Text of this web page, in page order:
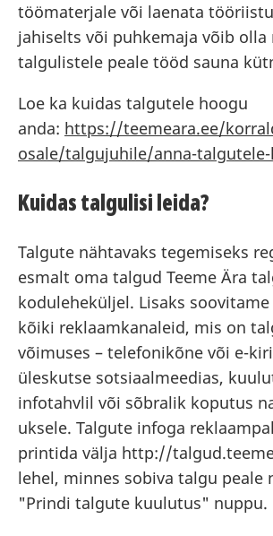
töömaterjale või laenata
jahiselts või puhkemaja võib olla
talgulistele peale tööd sauna
Loe ka kuidas talgutele hoogu
anda: https://teemeara.ee/
osale/talgujuhile/anna-
Kuidas talgulisi leida?
Talgute nähtavaks tegemiseks
esmalt oma talgud Teeme Ära
koduleheküljel. Lisaks
kõiki reklaamkanaleid, mis on
võimuses – telefonikõne või e-
üleskutse sotsiaalmeedias,
infotahvlil või sõbralik koputus
uksele. Talgute infoga
printida välja http://
lehel, minnes sobiva talgu peale
"Prindi talgute kuulutus" nuppu.